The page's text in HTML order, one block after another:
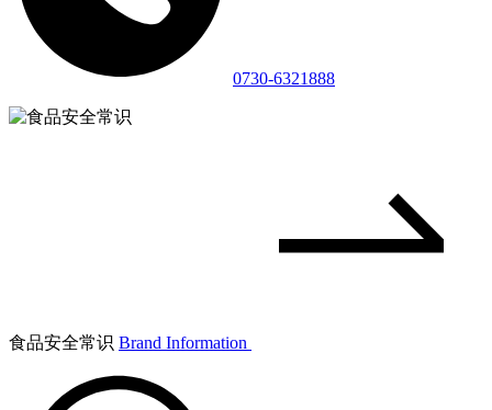
0730-6321888
食品安全常识 Brand Information